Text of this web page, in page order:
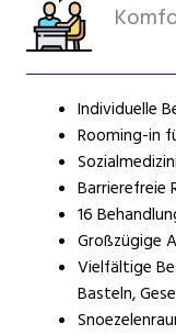
Individuelle
Rooming-in
Barrierefreie
16
Großzügige
Vielfältige
Basteln,